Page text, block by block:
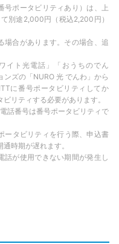
号ポータビリティあり）は、上
別途2,000円（税込2,200円）
場合があります。その場合、追
イト光電話」「おうちのでん
ズの「NURO 光 でんわ」から
に番号ポータビリティしてか
リティする必要があります。
話番号は番号ポータビリティで
ータビリティを行う際、申込書
時期が遅れます。
話が使用できない期間が発生し